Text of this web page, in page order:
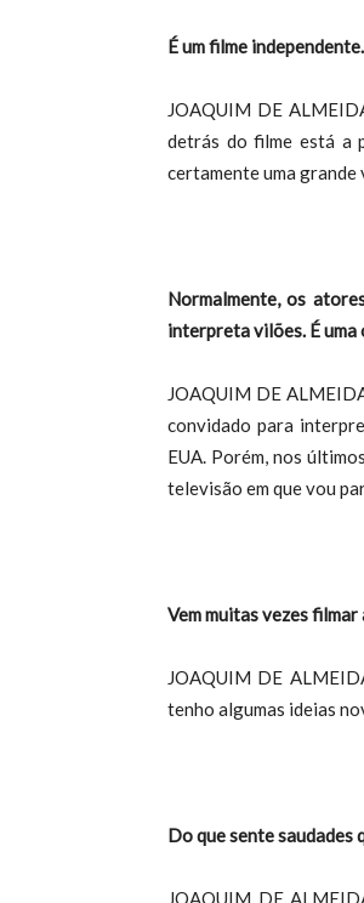
É um filme independente.
JOAQUIM DE
detrás do filme está a
certamente uma grande
Normalmente, os
interpreta vilões. É uma
JOAQUIM DE
convidado para
EUA. Porém, nos
televisão em que vou
Vem muitas vezes
JOAQUIM DE
tenho algumas ideias
Do que sente
JOAQUIM DE